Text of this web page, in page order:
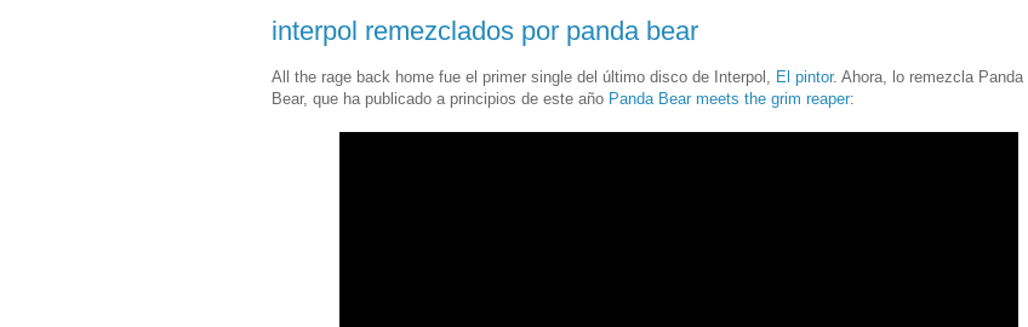
interpol remezclados por panda bear
All the rage back home fue el primer single del último disco de Interpol, El pintor. Ahora, lo remezcla Panda
Bear, que ha publicado a principios de este año Panda Bear meets the grim reaper: